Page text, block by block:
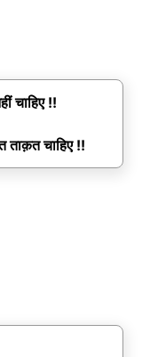
चाहिए !!
ताक़त चाहिए !!